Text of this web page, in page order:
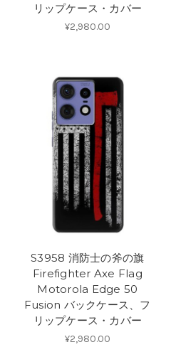
リップケース・カバー
¥2,980.00
S3958 消防士の斧の旗
Firefighter Axe Flag
Motorola Edge 50
Fusion バックケース、フ
リップケース・カバー
¥2,980.00